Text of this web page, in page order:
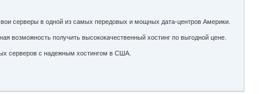
серверы в одной из самых передовых и мощных дата-центров Америки.
возможность получить высококачественный хостинг по выгодной цене.
серверов с надежным хостингом в США.